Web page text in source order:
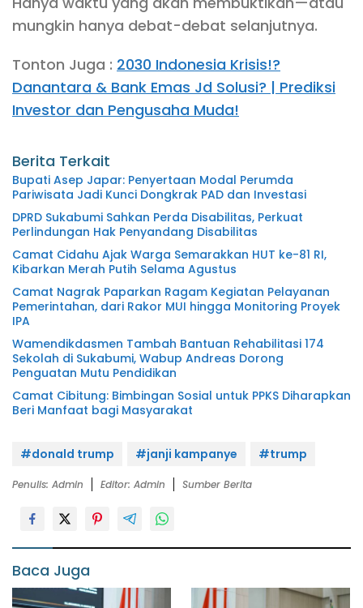
mungkin hanya debat-debat selanjutnya.
Tonton Juga : 2030 Indonesia Krisis!?
Danantara & Bank Emas Jd Solusi? | Prediksi
Investor dan Pengusaha Muda!
Berita Terkait
Bupati Asep Japar: Penyertaan Modal Perumda
Pariwisata Jadi Kunci Dongkrak PAD dan Investasi
DPRD Sukabumi Sahkan Perda Disabilitas, Perkuat
Perlindungan Hak Penyandang Disabilitas
Camat Cidahu Ajak Warga Semarakkan HUT ke-81 RI,
Kibarkan Merah Putih Selama Agustus
Camat Nagrak Paparkan Ragam Kegiatan Pelayanan
Pemerintahan, dari Rakor MUI hingga Monitoring Proyek
IPA
Wamendikdasmen Tambah Bantuan Rehabilitasi 174
Sekolah di Sukabumi, Wabup Andreas Dorong
Penguatan Mutu Pendidikan
Camat Cibitung: Bimbingan Sosial untuk PPKS Diharapkan
Beri Manfaat bagi Masyarakat
#donald trump #janji kampanye #trump
Penulis: Admin Editor: Admin Sumber Berita
Baca Juga